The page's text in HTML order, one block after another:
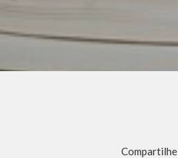
Compartilhe